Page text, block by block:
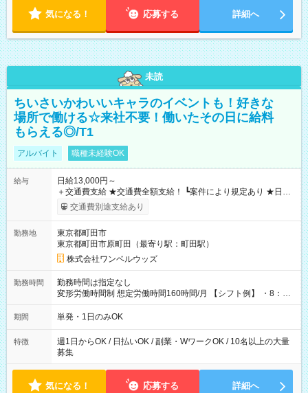
気になる！ 応募する 詳細へ
未読
ちいさいかわいいキャラのイベントも！好きな
場所で働ける☆来社不要！働いたその日に給料
もらえる◎/T1
アルバイト 職種未経験OK
給与
日給13,000円～
＋交通費支給 ★交通費全額支給！ ┗案件により規定あり ★日払
いOK！（規定あり） ┗働いたその日に現金GET♪ お仕事後はコ
ンビニATMから 日払い分を引き落とせます！ 【試用期間】試
交通費別途支給あり
勤務地
東京都町田市
東京都町田市原町田（最寄り駅：町田駅）
株式会社ワンベルウッズ
勤務時間
勤務時間は指定なし
変形労働時間制 想定労働時間160時間/月 【シフト例】 ・8：00
～21：00
期間 単発・1日のみOK
特徴
週1日からOK / 日払いOK / 副業・WワークOK / 10名以上の大量
募集
気になる！ 応募する 詳細へ